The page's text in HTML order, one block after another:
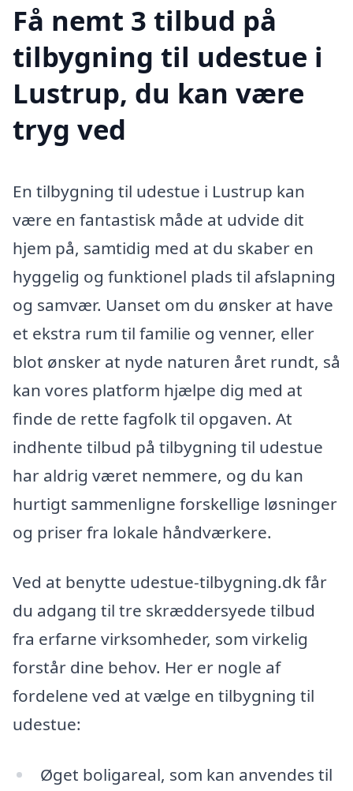
Få nemt 3 tilbud på
tilbygning til udestue i
Lustrup, du kan være
tryg ved
En tilbygning til udestue i Lustrup kan
være en fantastisk måde at udvide dit
hjem på, samtidig med at du skaber en
hyggelig og funktionel plads til afslapning
og samvær. Uanset om du ønsker at have
et ekstra rum til familie og venner, eller
blot ønsker at nyde naturen året rundt, så
kan vores platform hjælpe dig med at
finde de rette fagfolk til opgaven. At
indhente tilbud på tilbygning til udestue
har aldrig været nemmere, og du kan
hurtigt sammenligne forskellige løsninger
og priser fra lokale håndværkere.
Ved at benytte udestue-tilbygning.dk får
du adgang til tre skræddersyede tilbud
fra erfarne virksomheder, som virkelig
forstår dine behov. Her er nogle af
fordelene ved at vælge en tilbygning til
udestue:
Øget boligareal, som kan anvendes til